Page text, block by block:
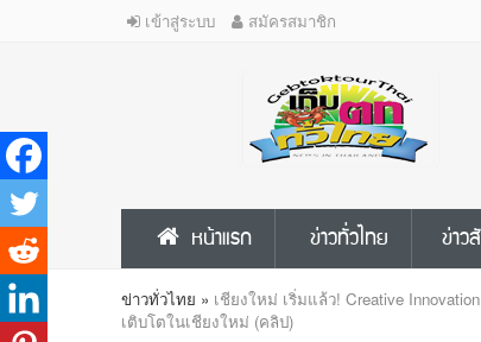
เข้าสู่ระบบ สมัครสมาชิก
หน้าแรก ข่าวทั่วไทย ข่าว
ข่าวทั่วไทย » เชียงใหม่ เริ่มแล้ว! Creative
เติบโตในเชียงใหม่ (คลิป)